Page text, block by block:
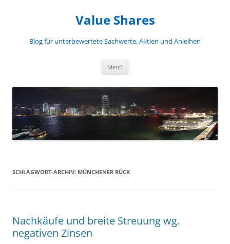
Value Shares
Blog für unterbewertete Sachwerte, Aktien und Anleihen
Menü
SCHLAGWORT-ARCHIV: MÜNCHENER RÜCK
Nachkäufe und breite Streuung wg.
negativen Zinsen